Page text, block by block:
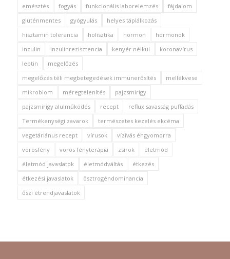
emésztés
fogyás funkcionális laborelemzés
fájdalom
gluténmentes
gyógyulás
helyes táplálkozás
hisztamin tolerancia
holisztika hormon
hormonok
inzulin
inzulinrezisztencia kenyér nélkül
koronavírus
leptin
megelőzés
megelőzés téli megbetegedések immunerősítés
mellékvese
mikrobiom
méregtelenítés
pajzsmirigy
pajzsmirigy alulműködés
recept
reflux savasság puffadás
Termékenységi zavarok
természetes kezelés ekcéma
vegetáriánus recept
vírusok
vízivás éhgyomorra
vörösfény
vörös fényterápia zsírok
életmód
életmód javaslatok
életmódváltás
étkezés
étkezési javaslatok
ösztrogéndominancia
őszi étrendjavaslatok